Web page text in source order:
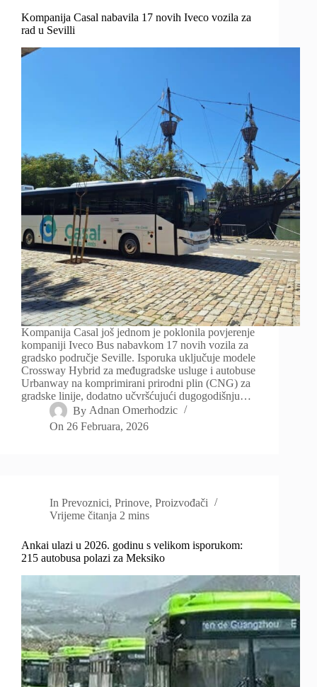
Kompanija Casal nabavila 17 novih Iveco vozila za
rad u Sevilli
Kompanija Casal još jednom je poklonila povjerenje
kompaniji Iveco Bus nabavkom 17 novih vozila za
gradsko područje Seville. Isporuka uključuje modele
Crossway Hybrid za međugradske usluge i autobuse
Urbanway na komprimirani prirodni plin (CNG) za
gradske linije, dodatno učvršćujući dugogodišnju…
By Adnan Omerhodzic
On 26 Februara, 2026
In Prevoznici,Prinove,Proizvođači
Vrijeme čitanja 2 mins
Ankai ulazi u 2026. godinu s velikom isporukom:
215 autobusa polazi za Meksiko